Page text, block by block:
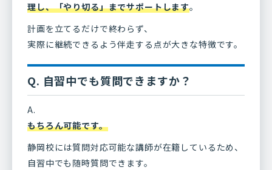
理し、「やり切る」までサポートします。
計画を立てるだけで終わらず、
実際に継続できるよう伴走する点が大きな特徴です。
Q. 自習中でも質問できますか？
A.
もちろん可能です。
静岡校には質問対応可能な講師が在籍しているため、
自習中でも随時質問できます。